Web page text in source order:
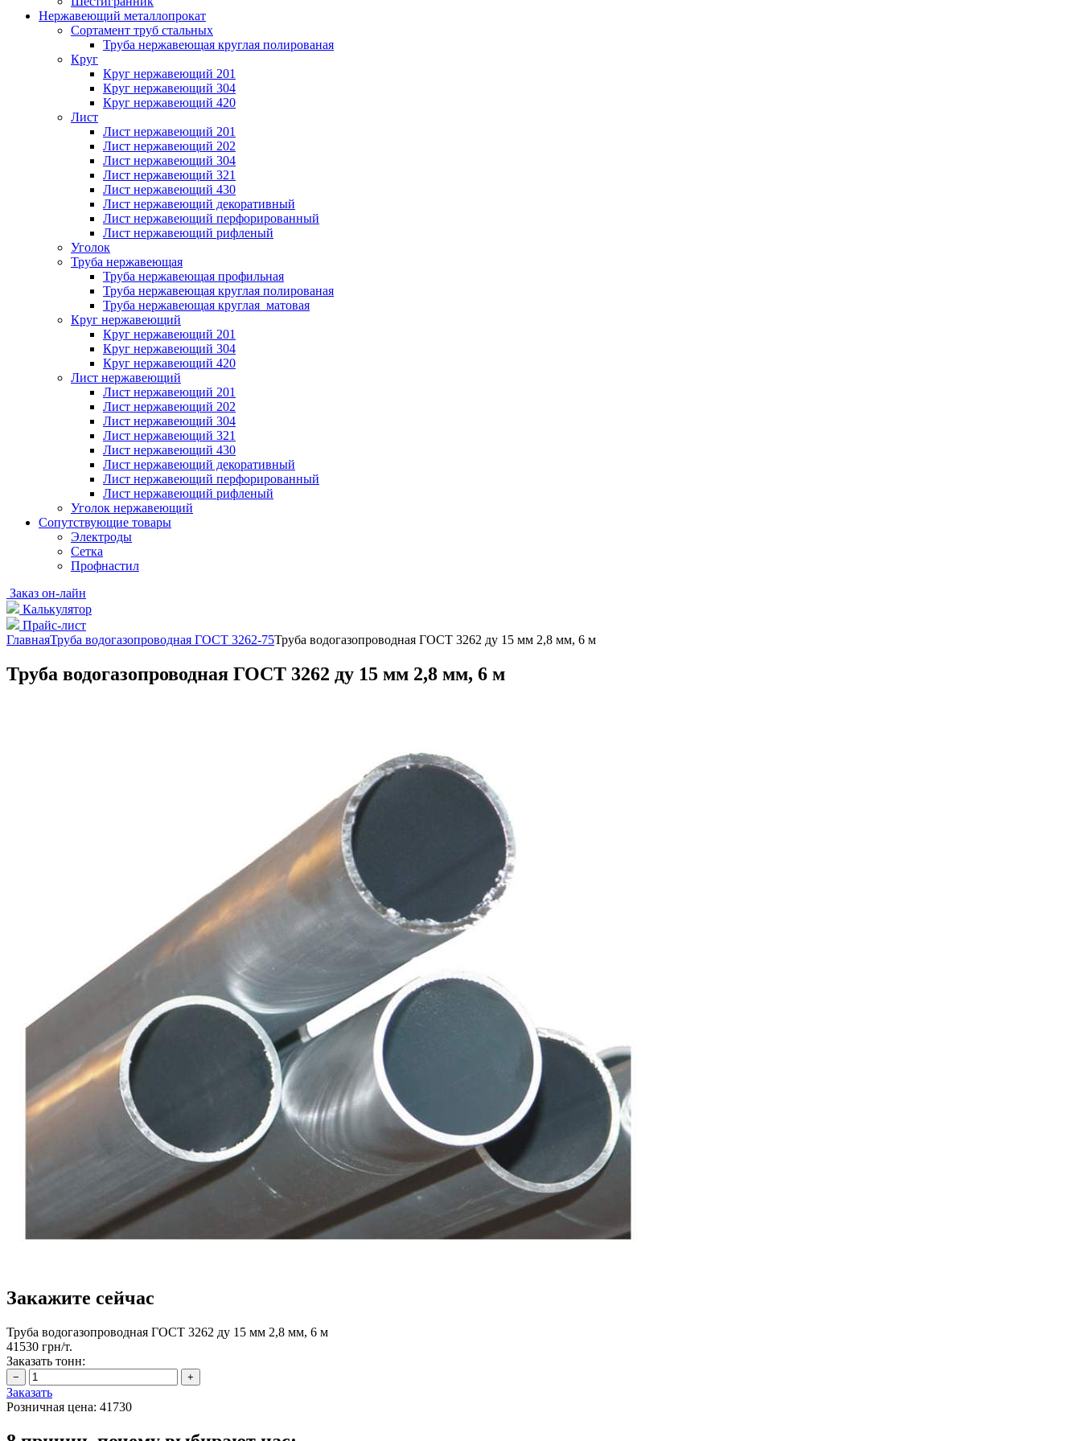
Нержавеющий металлопрокат
Сортамент труб стальных
Труба нержавеющая круглая полированая
Круг
Круг нержавеющий 201
Круг нержавеющий 304
Круг нержавеющий 420
Лист
Лист нержавеющий 201
Лист нержавеющий 202
Лист нержавеющий 304
Лист нержавеющий 321
Лист нержавеющий 430
Лист нержавеющий декоративный
Лист нержавеющий перфорированный
Лист нержавеющий рифленый
Уголок
Труба нержавеющая
Труба нержавеющая профильная
Труба нержавеющая круглая полированая
Труба нержавеющая круглая матовая
Круг нержавеющий
Круг нержавеющий 201
Круг нержавеющий 304
Круг нержавеющий 420
Лист нержавеющий
Лист нержавеющий 201
Лист нержавеющий 202
Лист нержавеющий 304
Лист нержавеющий 321
Лист нержавеющий 430
Лист нержавеющий декоративный
Лист нержавеющий перфорированный
Лист нержавеющий рифленый
Уголок нержавеющий
Cопутствующие товары
Электроды
Сетка
Профнастил
Заказ он-лайн
Калькулятор
Прайс-лист
ГлавнаяТруба водогазопроводная ГОСТ 3262-75Труба водогазопроводная ГОСТ 3262 ду 15 мм 2,8 мм, 6 м
Труба водогазопроводная ГОСТ 3262 ду 15 мм 2,8 мм, 6 м
Закажите сейчас
Труба водогазопроводная ГОСТ 3262 ду 15 мм 2,8 мм, 6 м
41530 грн/т.
Заказать тонн:
Заказать
Розничная цена: 41730